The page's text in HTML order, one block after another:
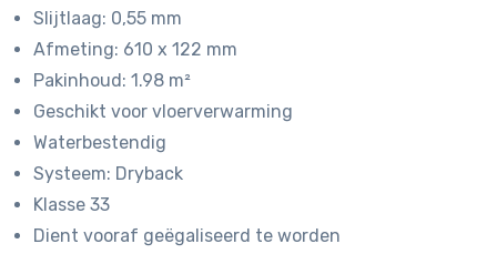
€ 43,95.€ 37,95.
Slijtlaag: 0,55 mm
Afmeting: 610 x 122 mm
Pakinhoud: 1.98 m²
Geschikt voor vloerverwarming
Waterbestendig
Systeem: Dryback
Klasse 33
Dient vooraf geëgaliseerd te worden